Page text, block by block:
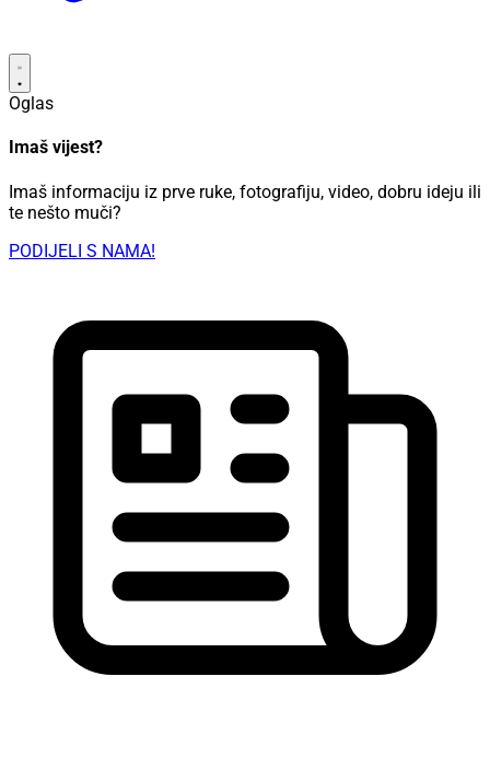
Oglas
Imaš vijest?
Imaš informaciju iz prve ruke, fotografiju, video, dobru ideju ili
te nešto muči?
PODIJELI S NAMA!